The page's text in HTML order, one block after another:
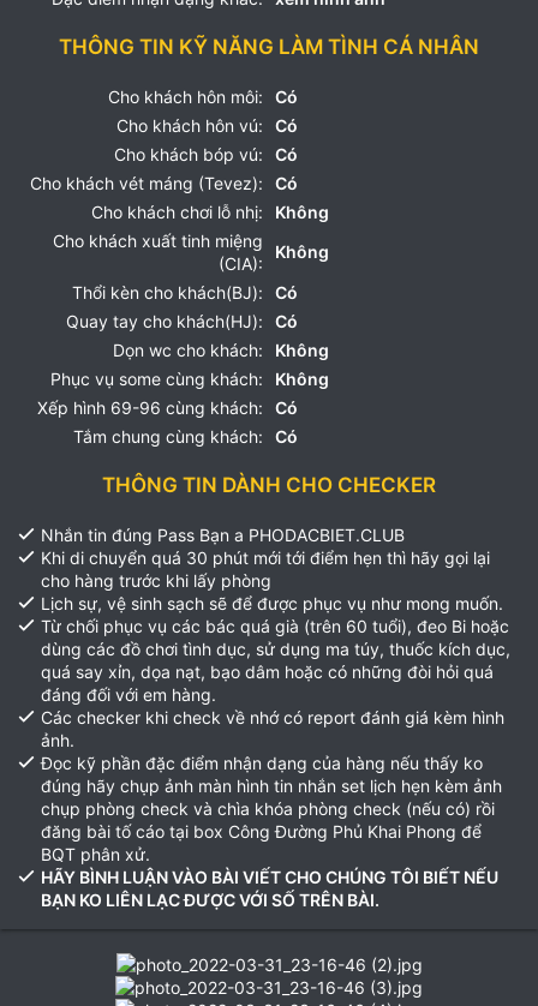
THÔNG TIN KỸ NĂNG LÀM TÌNH CÁ NHÂN
Cho khách hôn môi:
Có
Cho khách hôn vú:
Có
Cho khách bóp vú:
Có
Cho khách vét máng (Tevez):
Có
Cho khách chơi lỗ nhị:
Không
Cho khách xuất tinh miệng
(CIA):
Không
Thổi kèn cho khách(BJ):
Có
Quay tay cho khách(HJ):
Có
Dọn wc cho khách:
Không
Phục vụ some cùng khách:
Không
Xếp hình 69-96 cùng khách:
Có
Tắm chung cùng khách:
Có
THÔNG TIN DÀNH CHO CHECKER
Nhắn tin đúng Pass Bạn a PHODACBIET.CLUB
Khi di chuyển quá 30 phút mới tới điểm hẹn thì hãy gọi lại
cho hàng trước khi lấy phòng
Lịch sự, vệ sinh sạch sẽ để được phục vụ như mong muốn.
Từ chối phục vụ các bác quá già (trên 60 tuổi), đeo Bi hoặc
dùng các đồ chơi tình dục, sử dụng ma túy, thuốc kích dục,
quá say xỉn, dọa nạt, bạo dâm hoặc có những đòi hỏi quá
đáng đối với em hàng.
Các checker khi check về nhớ có report đánh giá kèm hình
ảnh.
Đọc kỹ phần đặc điểm nhận dạng của hàng nếu thấy ko
đúng hãy chụp ảnh màn hình tin nhắn set lịch hẹn kèm ảnh
chụp phòng check và chìa khóa phòng check (nếu có) rồi
đăng bài tố cáo tại box Công Đường Phủ Khai Phong để
BQT phân xử.
HÃY BÌNH LUẬN VÀO BÀI VIẾT CHO CHÚNG TÔI BIẾT NẾU
BẠN KO LIÊN LẠC ĐƯỢC VỚI SỐ TRÊN BÀI.